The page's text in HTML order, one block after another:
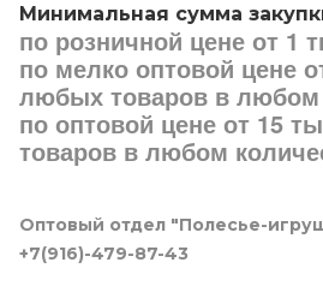
Минимальная сумма
по розничной цене от 1
по мелко оптовой цене
любых товаров в любом
по оптовой цене от 15
товаров в любом
Оптовый отдел "Полесье-
+7(916)-479-87-43